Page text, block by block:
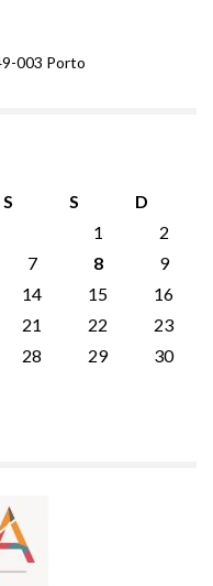
003 Porto
S S
D
1
2
7 8
9
14 15
16
21 22
23
28 29
30